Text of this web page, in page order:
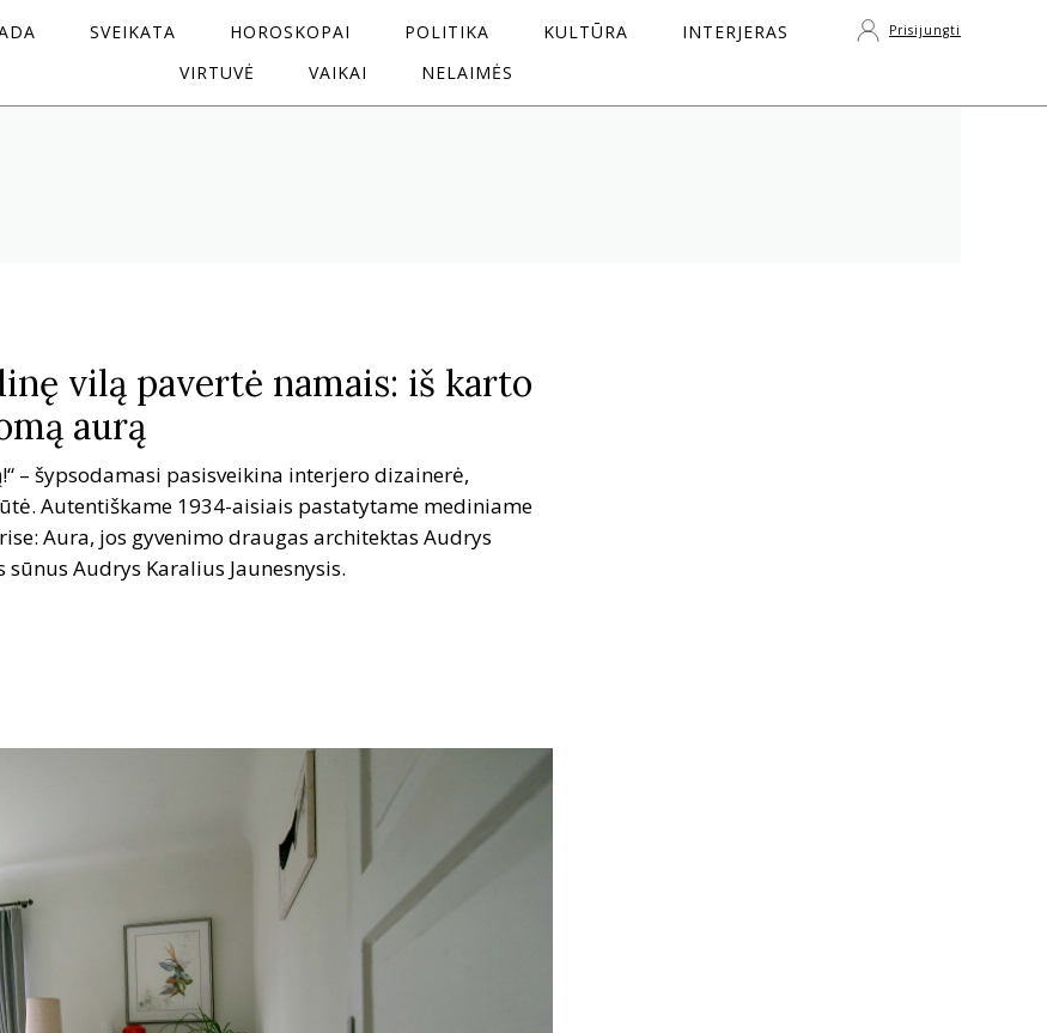
SVEIKATA HOROSKOPAI POLITIKA KULTŪRA
INTERJERAS
VIRTUVĖ
VAIKAI NELAIMĖS
Prisijungti
vilą pavertė namais: iš karto
aurą
– šypsodamasi pasisveikina interjero dizainerė,
Autentiškame 1934-aisiais pastatytame mediniame
Aura, jos gyvenimo draugas architektas Audrys
Audrys Karalius Jaunesnysis.